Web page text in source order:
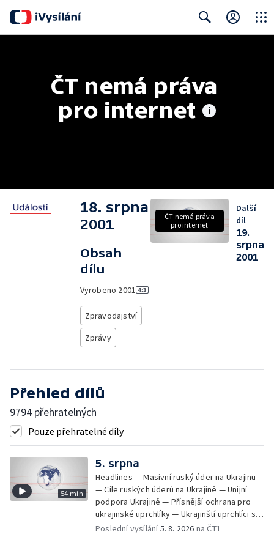
ČT nemá práva
pro internet
18. srpna
2001
Obsah
dílu
Vyrobeno 2001
Zpravodajství
Zprávy
ČT nemá práva
pro internet
Další
díl
19.
srpna
2001
Přehled dílů
9794 přehratelných
Pouze přehratelné díly
54 min
5. srpna
Headlines — Masivní ruský úder na Ukrajinu
— Cíle ruských úderů na Ukrajině — Unijní
podpora Ukrajině — Přísnější ochrana pro
ukrajinské uprchlíky — Ukrajinští uprchlíci s
dočasnou ochranou v Česku — Uprchlíci s
Poslední vysílání5. 8. 2026 na ČT1